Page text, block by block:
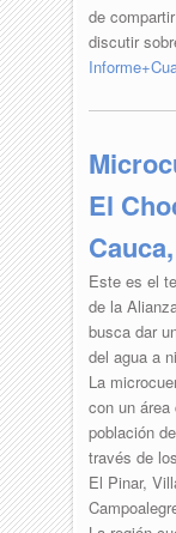
de
discutir
El
Este es el
de la
busca dar
del agua a
La
con un
población
través de
El Pinar,